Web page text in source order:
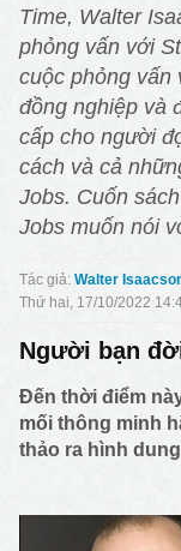
Time, Walter
phỏng vấn với
cuộc phỏng vấn
đồng nghiệp và
cấp cho người
cách và cả
Jobs. Cuốn
Jobs muốn nói
Walter
Thứ hai, 17/10/2022
Người bạn
Đến thời điểm
mối thông minh
thảo ra hình